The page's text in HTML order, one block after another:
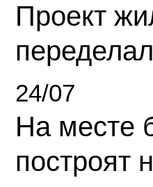
Проект
24/07
На месте
построят